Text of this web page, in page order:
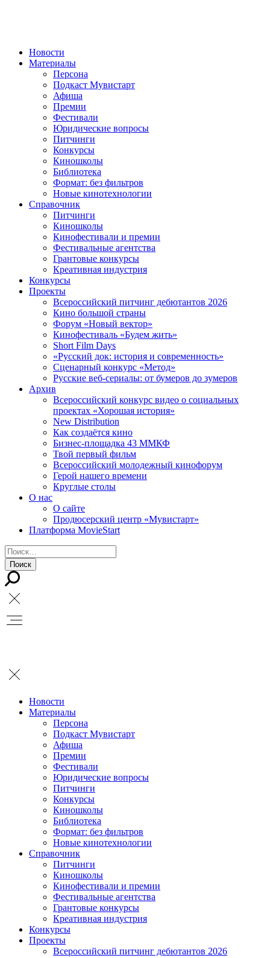
Новости
Материалы
Персона
Подкаст Мувистарт
Афиша
Премии
Фестивали
Юридические вопросы
Питчинги
Конкурсы
Киношколы
Библиотека
Формат: без фильтров
Новые кинотехнологии
Справочник
Питчинги
Киношколы
Кинофестивали и премии
Фестивальные агентства
Грантовые конкурсы
Креативная индустрия
Конкурсы
Проекты
Всероссийский питчинг дебютантов 2026
Кино большой страны
Форум «Новый вектор»
Кинофестиваль «Будем жить»
Short Film Days
«Русский док: история и современность»
Сценарный конкурс «Метод»
Русские веб-сериалы: от бумеров до зумеров
Архив
Всероссийский конкурс видео о социальных
проектах «Хорошая история»
New Distribution
Как создаётся кино
Бизнес-площадка 43 ММКФ
Твой первый фильм
Всероссийский молодежный кинофорум
Герой нашего времени
Круглые столы
О нас
О сайте
Продюсерский центр «Мувистарт»
Платформа MovieStart
Новости
Материалы
Персона
Подкаст Мувистарт
Афиша
Премии
Фестивали
Юридические вопросы
Питчинги
Конкурсы
Киношколы
Библиотека
Формат: без фильтров
Новые кинотехнологии
Справочник
Питчинги
Киношколы
Кинофестивали и премии
Фестивальные агентства
Грантовые конкурсы
Креативная индустрия
Конкурсы
Проекты
Всероссийский питчинг дебютантов 2026